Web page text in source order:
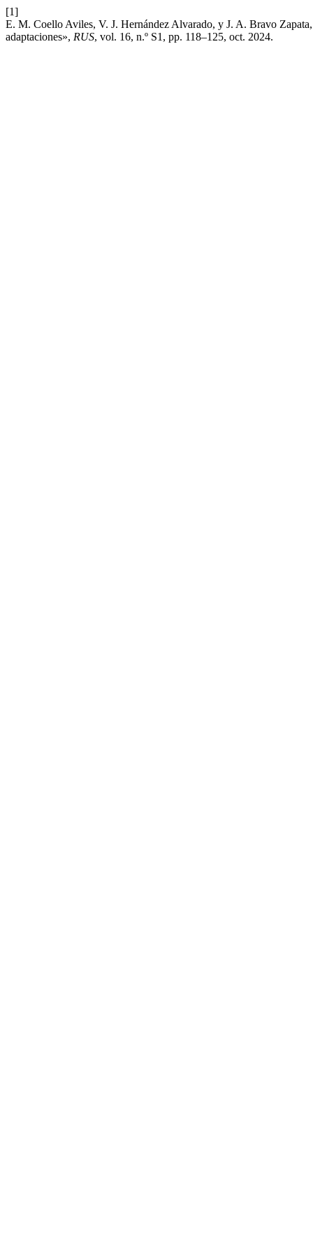
[1]
E. M. Coello Aviles, V. J. Hernández Alvarado, y J. A. Bravo
adaptaciones», RUS, vol. 16, n.º S1, pp. 118–125, oct. 2024.